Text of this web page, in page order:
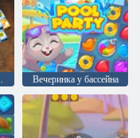
Вечеринка у бассейна